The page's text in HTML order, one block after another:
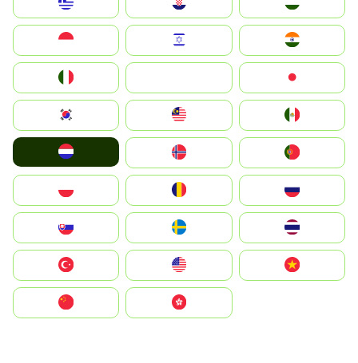
South Korea
United States
中國香港特別行政區